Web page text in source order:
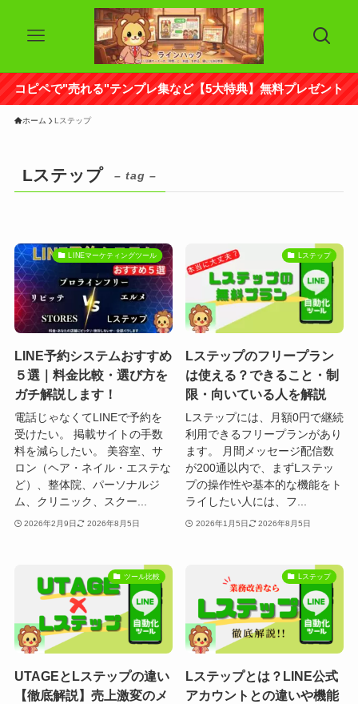
コピペで"売れる"テンプレ集など【5大特典】無料プレゼント
ホーム Lステップ
Lステップ – tag –
LINEマーケティングツール
LINE予約システムおすすめ
５選｜料金比較・選び方を
ガチ解説します！
電話じゃなくてLINEで予約を
受けたい。 掲載サイトの手数
料を減らしたい。 美容室、サ
ロン（ヘア・ネイル・エステな
ど）、整体院、パーソナルジ
ム、クリニック、スクー...
2026年2月9日 2026年8月5日
Lステップ
Lステップのフリープラン
は使える？できること・制
限・向いている人を解説
Lステップには、月額0円で継続
利用できるフリープランがあり
ます。 月間メッセージ配信数
が200通以内で、まずLステッ
プの操作性や基本的な機能をト
ライしたい人には、フ...
2026年1月5日 2026年8月5日
ツール比較
UTAGEとLステップの違い
【徹底解説】売上激変のメ
Lステップ
Lステップとは？LINE公式
アカウントとの違いや機能